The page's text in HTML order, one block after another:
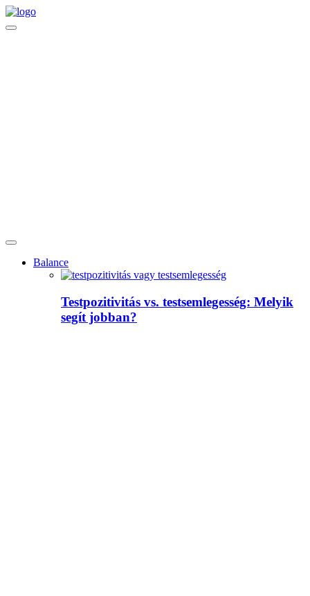
Balance
Testpozitivitás vs. testsemlegesség: Melyik
segít jobban?